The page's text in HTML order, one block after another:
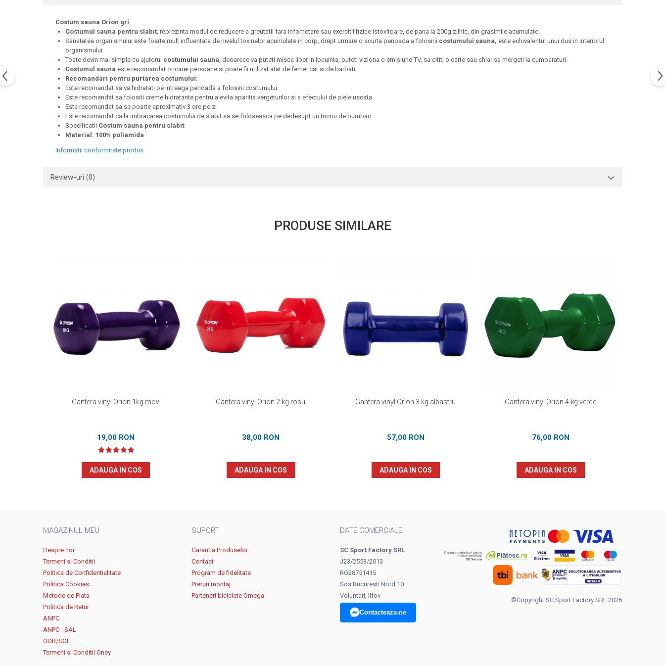
Costum sauna Orion gri
Costumul sauna pentru slabit , reprezinta modul de reducere a greutatii fara infometare sau exercitii fizice istovitoare, de pana la 200g zilnic, din grasimile acumulate.
Sanatatea organismului este foarte mult influentata de nivelul toxinelor acumulate in corp, drept urmare o scurta perioada a folosirii costumului sauna, este echivalentul unui dus in interiorul
organismului.
Toate devin mai simple cu ajutorul costumului sauna , deoarece va puteti misca liber in locuinta, puteti viziona o emisiune TV, sa cititi o carte sau chiar sa mergeti la cumparaturi.
Costumul sauna este recomandat oricarei persoane si poate fii utilizat atat de femei cat si de barbati.
Recomandari pentru purtarea costumului:
Este recomandat sa va hidratati pe intreaga perioada a folosirii costumului
Este recomandat sa folositi creme hidratante pentru a evita aparitia vergeturilor si a efectului de piele uscata
Este recomandat sa se poarte aproximativ 3 ore pe zi
Este recomandat ca la imbracarea costumului de slabit sa se foloseasca pe dedesupt un tricou de bumbac
Specificatii Costum sauna pentru slabit:
Material: 100% poliamida
Informatii conformitate produs
Review-uri (0)
PRODUSE SIMILARE
Gantera vinyl Orion 1kg mov
19,00 RON
ADAUGA IN COS
Gantera vinyl Orion 2 kg rosu
38,00 RON
ADAUGA IN COS
Gantera vinyl Orion 3 kg albastru
57,00 RON
ADAUGA IN COS
Gantera vinyl Orion 4 kg verde
76,00 RON
ADAUGA IN COS
MAGAZINUL MEU
Despre noi
Termeni si Conditii
Politica de Confidentialitate
Politica Cookies
Metode de Plata
Politica de Retur
ANPC
ANPC - SAL
ODR/SOL
Termeni si Conditii Oney
SUPORT
Garantia Produselor
Contact
Program de fidelitate
Preturi montaj
Parteneri biciclete Omega
DATE COMERCIALE
SC Sport Factory SRL
J23/2553/2013
RO28751415
Sos Bucuresti Nord 10
Voluntari, Ilfov
Contacteaza-ne
©Copyright SC Sport Factory SRL 2026